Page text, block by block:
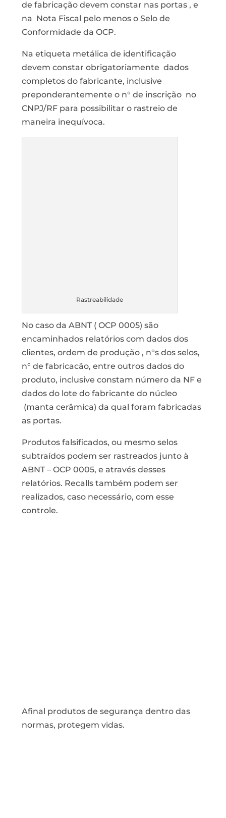
de fabricação devem constar nas portas , e
na Nota Fiscal pelo menos o Selo de
Conformidade da OCP.
Na etiqueta metálica de identificação
devem constar obrigatoriamente dados
completos do fabricante, inclusive
preponderantemente o n° de inscrição no
CNPJ/RF para possibilitar o rastreio de
maneira inequívoca.
Rastreabilidade
No caso da ABNT ( OCP 0005) são
encaminhados relatórios com dados dos
clientes, ordem de produção , n°s dos selos,
n° de fabricacão, entre outros dados do
produto, inclusive constam número da NF e
dados do lote do fabricante do núcleo
(manta cerâmica) da qual foram fabricadas
as portas.
Produtos falsificados, ou mesmo selos
subtraídos podem ser rastreados junto à
ABNT – OCP 0005, e através desses
relatórios. Recalls também podem ser
realizados, caso necessário, com esse
controle.
Afinal produtos de segurança dentro das
normas, protegem vidas.